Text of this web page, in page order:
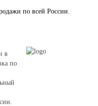
по всей России.